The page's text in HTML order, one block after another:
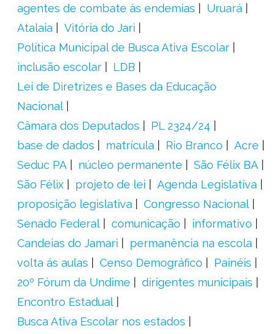
agentes de combate às endemias
Uruará
Atalaia
Vitória do Jari
Política Municipal de Busca Ativa Escolar
inclusão escolar
LDB
Lei de Diretrizes e Bases da Educação
Nacional
Câmara dos Deputados
PL 2324/24
base de dados
matrícula Rio Branco
Acre
Seduc PA
núcleo permanente
São Félix BA
São Félix
projeto de lei
Agenda Legislativa
proposição legislativa
Congresso Nacional
Senado Federal
comunicação
informativo
Candeias do Jamari
permanência na escola
volta ás aulas
Censo Demográfico
Painéis
20º Fórum da Undime
dirigentes municipais
Encontro Estadual
Busca Ativa Escolar nos estados